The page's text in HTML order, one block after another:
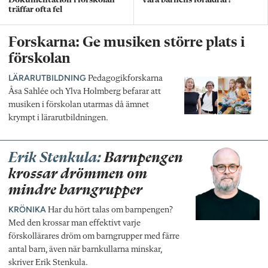
träffar ofta fel
Forskarna: Ge musiken större plats i
förskolan
LÄRARUTBILDNING Pedagogikforskarna
Åsa Sahlée och Ylva Holmberg befarar att
musiken i förskolan utarmas då ämnet
krympt i lärarutbildningen.
Erik Stenkula:Barnpengen
krossar drömmen om
mindre barngrupper
KRÖNIKA Har du hört talas om barnpengen?
Med den krossar man effektivt varje
förskollärares dröm om barngrupper med färre
antal barn, även när barnkullarna minskar,
skriver Erik Stenkula.